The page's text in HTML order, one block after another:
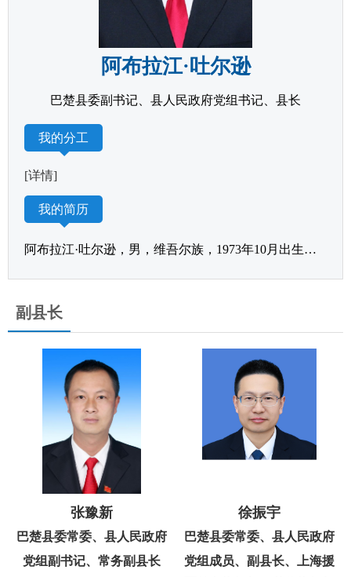
阿布拉江·吐尔逊
巴楚县委副书记、县人民政府党组书记、县长
我的分工
[详情]
我的简历
阿布拉江·吐尔逊，男，维吾尔族，1973年10月出生，在职大学学历，中共党员，现任巴楚县委副书记、县人...
副县长
张豫新
巴楚县委常委、县人民政府
党组副书记、常务副县长
徐振宇
巴楚县委常委、县人民政府
党组成员、副县长、上海援